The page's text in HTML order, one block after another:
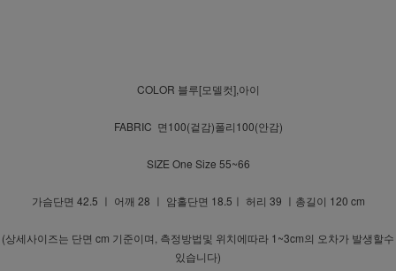
COLOR 블루[모델컷],아이
FABRIC 면100(겉감)폴리100(안감)
SIZE One Size 55~66
가슴단면 42.5 ㅣ 어깨 28 ㅣ 암홀단면 18.5ㅣ 허리 39 ㅣ총길이 120 cm
(상세사이즈는 단면 cm 기준이며, 측정방법및 위치에따라 1~3cm의 오차가 발생할수
있습니다)